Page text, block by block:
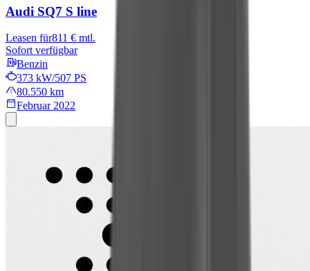
Audi SQ7 S line
Leasen für811 € mtl.
Sofort verfügbar
Benzin
373 kW/507 PS
80.550 km
Februar 2022